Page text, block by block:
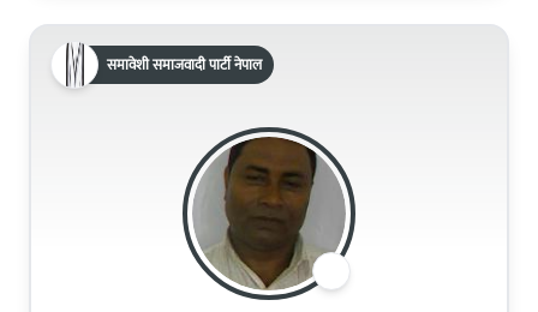
समावेशी समाजवादी पार्टी नेपाल